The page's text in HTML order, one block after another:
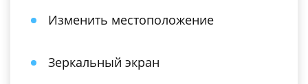
Изменить местоположение
Зеркальный экран